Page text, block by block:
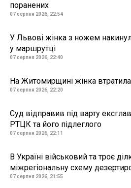
поранених
07 серпня 2026, 22:54
У Львові жінка з ножем
у маршрутці
07 серпня 2026, 22:40
На Житомирщині жінка
07 серпня 2026, 22:20
Суд відправив під варту
РТЦК та його підлеглого
07 серпня 2026, 22:11
В Україні військовий та троє
міжрегіональну схему
07 серпня 2026, 21:55